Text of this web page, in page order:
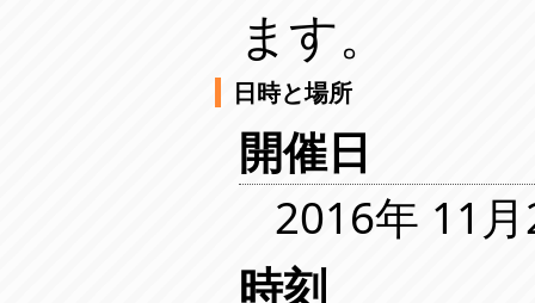
ます。
日時と場所
開催日
2016年 11
時刻